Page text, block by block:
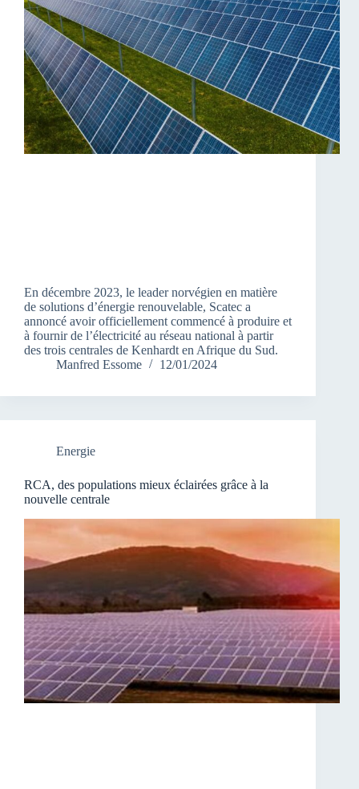
En décembre 2023, le leader norvégien en matière
de solutions d’énergie renouvelable, Scatec a
annoncé avoir officiellement commencé à produire et
à fournir de l’électricité au réseau national à partir
des trois centrales de Kenhardt en Afrique du Sud.
Manfred Essome
12/01/2024
Energie
RCA, des populations mieux éclairées grâce à la
nouvelle centrale